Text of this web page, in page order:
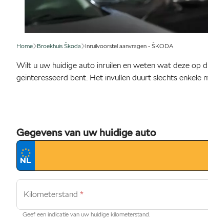
Home Broekhuis Škoda Inruilvoorstel aanvragen - ŠKODA
Wilt u uw huidige auto inruilen en weten wat deze op
geïnteresseerd bent. Het invullen duurt slechts enkele
Gegevens van uw huidige auto
Kilometerstand *
Geef een indicatie van uw huidige kilometerstand.